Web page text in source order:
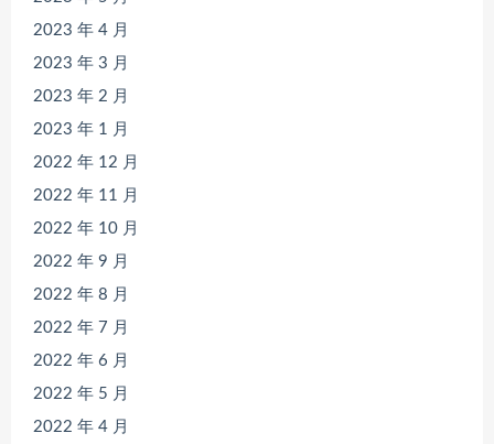
2023 年 4 月
2023 年 3 月
2023 年 2 月
2023 年 1 月
2022 年 12 月
2022 年 11 月
2022 年 10 月
2022 年 9 月
2022 年 8 月
2022 年 7 月
2022 年 6 月
2022 年 5 月
2022 年 4 月